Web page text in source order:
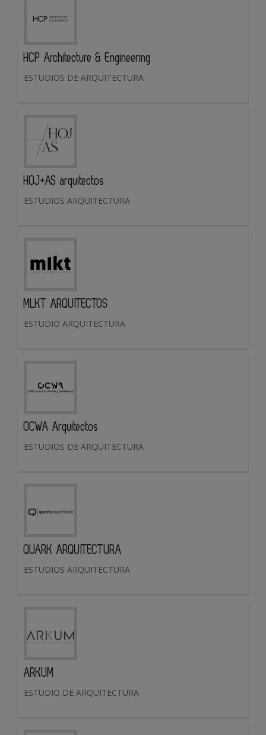
HCP Architecture & Engineering
ESTUDIOS DE ARQUITECTURA
HOJ+AS arquitectos
ESTUDIOS ARQUITECTURA
MLKT ARQUITECTOS
ESTUDIO ARQUITECTURA
OCWA Arquitectos
ESTUDIOS DE ARQUITECTURA
QUARK ARQUITECTURA
ESTUDIOS ARQUITECTURA
ARKUM
ESTUDIO DE ARQUITECTURA